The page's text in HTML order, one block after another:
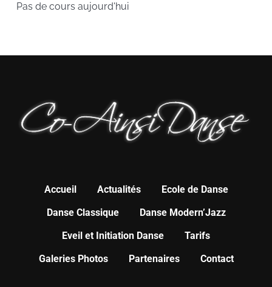
Pas de cours aujourd'hui
Accueil Actualités
Ecole de Danse
Danse Classique
Danse Modern’Jazz
Eveil et Initiation Danse
Tarifs
Galeries Photos
Partenaires Contact